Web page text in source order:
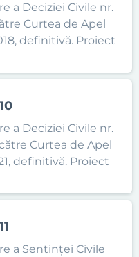
a Deciziei Civile nr.
Curtea de Apel
definitivă. Proiect
a Deciziei Civile nr.
Curtea de Apel
definitivă. Proiect
a Sentinței Civile